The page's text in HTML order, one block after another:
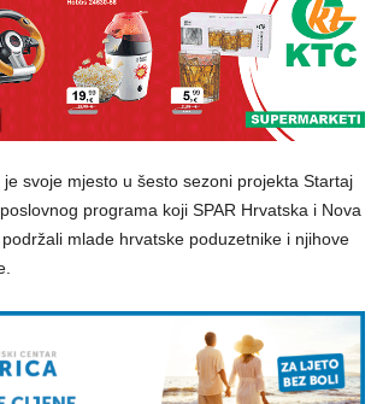
svoje mjesto u šesto sezoni projekta Startaj
programa koji SPAR Hrvatska i Nova
mlade hrvatske poduzetnike i njihove